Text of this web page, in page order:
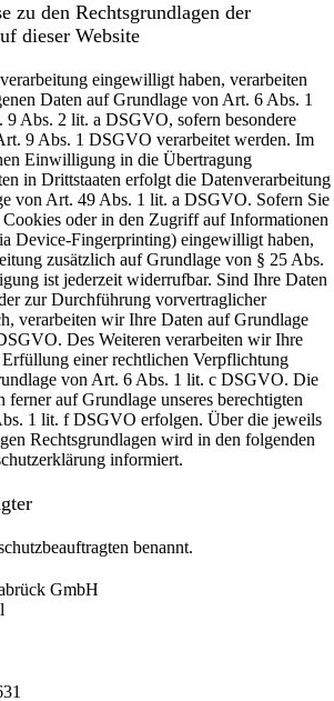
zu den Rechtsgrundlagen der
dieser Website
eingewilligt haben, verarbeiten
Daten auf Grundlage von Art. 6 Abs. 1
Abs. 2 lit. a DSGVO, sofern besondere
9 Abs. 1 DSGVO verarbeitet werden. Im
Einwilligung in die Übertragung
in Drittstaaten erfolgt die Datenverarbeitung
von Art. 49 Abs. 1 lit. a DSGVO. Sofern Sie
oder in den Zugriff auf Informationen
Device-Fingerprinting) eingewilligt haben,
zusätzlich auf Grundlage von § 25 Abs.
ist jederzeit widerrufbar. Sind Ihre Daten
zur Durchführung vorvertraglicher
verarbeiten wir Ihre Daten auf Grundlage
Des Weiteren verarbeiten wir Ihre
einer rechtlichen Verpflichtung
von Art. 6 Abs. 1 lit. c DSGVO. Die
ferner auf Grundlage unseres berechtigten
1 lit. f DSGVO erfolgen. Über die jeweils
Rechtsgrundlagen wird in den folgenden
informiert.
benannt.
GmbH